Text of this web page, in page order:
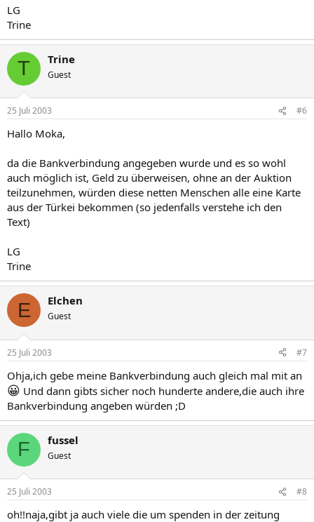
LG
Trine
T Trine
Guest
25 Juli 2003 #6
Hallo Moka,
da die Bankverbindung angegeben wurde und es so wohl
auch möglich ist, Geld zu überweisen, ohne an der Auktion
teilzunehmen, würden diese netten Menschen alle eine Karte
aus der Türkei bekommen (so jedenfalls verstehe ich den
Text)
LG
Trine
E Elchen
Guest
25 Juli 2003 #7
Ohja,ich gebe meine Bankverbindung auch gleich mal mit an
😀 Und dann gibts sicher noch hunderte andere,die auch ihre
Bankverbindung angeben würden ;D
F fussel
Guest
25 Juli 2003 #8
oh!!naja,gibt ja auch viele die um spenden in der zeitung